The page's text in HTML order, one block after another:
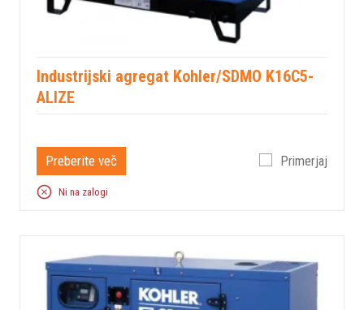
Industrijski agregat Kohler/SDMO K16C5-
ALIZE
Preberite več Primerjaj
Ni na zalogi